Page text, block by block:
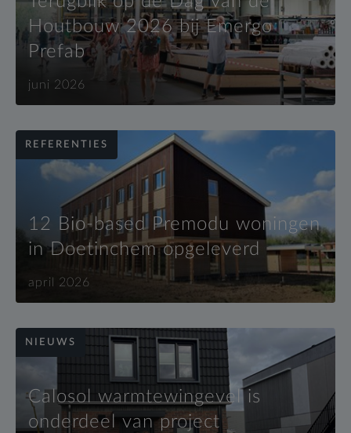
Houtbouw 2026 bij Emergo
Prefab
juni 2026
REFERENTIES
12 Bio-based Premodu woningen
in Doetinchem opgeleverd
april 2026
NIEUWS
Calosol warmtewingevel is
onderdeel van project